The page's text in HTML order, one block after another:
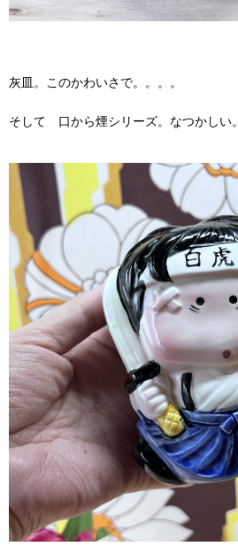
灰皿。このかわいさで。。。。
そして 口から煙シリーズ。なつかしい。